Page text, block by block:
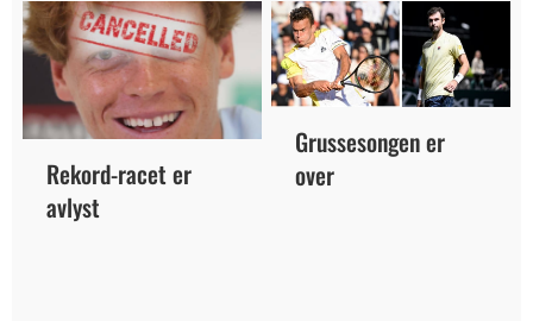
Rekord-racet er
avlyst
Grussesongen er
over